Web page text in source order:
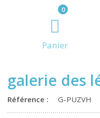
0
Panier
galerie des
Référence : G-PUZVH